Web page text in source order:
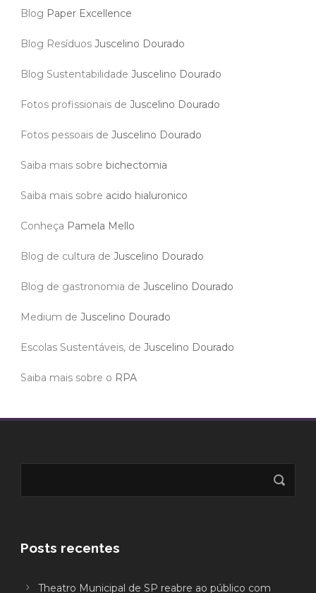
Blog Paper Excellence
Blog Resíduos Juscelino Dourado
Blog Sustentabilidade Juscelino Dourado
Fotos profissionais de Juscelino Dourado
Fotos pessoais de Juscelino Dourado
Saiba mais sobre bichectomia
Saiba mais sobre acido hialuronico
Conheça Pamela Mello
Blog de cultura de Juscelino Dourado
Blog de gastronomia de Juscelino Dourado
Medium de Juscelino Dourado
Escolas Sustentáveis, de Juscelino Dourado
Saiba mais sobre o RPA
Posts recentes
Theatro Municipal de SP reabre ao público com